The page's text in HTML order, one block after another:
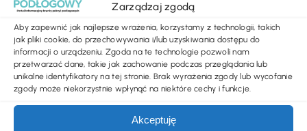
Zarządzaj zgodą
Aby zapewnić jak najlepsze wrażenia, korzystamy z technologii, takich
jak pliki cookie, do przechowywania i/lub uzyskiwania dostępu do
informacji o urządzeniu. Zgoda na te technologie pozwoli nam
przetwarzać dane, takie jak zachowanie podczas przeglądania lub
unikalne identyfikatory na tej stronie. Brak wyrażenia zgody lub wycofanie
zgody może niekorzystnie wpłynąć na niektóre cechy i funkcje.
Akceptuję
Floor Expert Arbiton
Gastronomia
Hotele & wellness